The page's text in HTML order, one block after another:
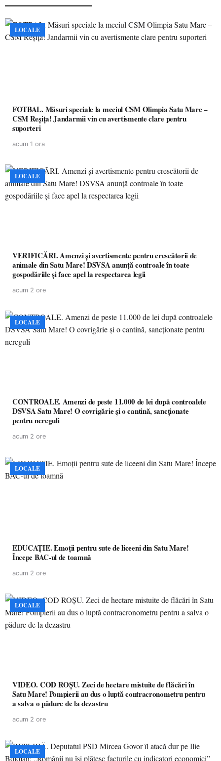
LOCALE
FOTBAL. Măsuri speciale la meciul CSM Olimpia Satu Mare –
CSM Reșița! Jandarmii vin cu avertismente clare pentru
suporteri
acum 1 ora
LOCALE
VERIFICĂRI. Amenzi și avertismente pentru crescătorii de
animale din Satu Mare! DSVSA anunță controale în toate
gospodăriile și face apel la respectarea legii
acum 2 ore
LOCALE
CONTROALE. Amenzi de peste 11.000 de lei după controalele
DSVSA Satu Mare! O covrigărie și o cantină, sancționate
pentru nereguli
acum 2 ore
LOCALE
EDUCAȚIE. Emoții pentru sute de liceeni din Satu Mare!
Începe BAC-ul de toamnă
acum 2 ore
LOCALE
VIDEO. COD ROȘU. Zeci de hectare mistuite de flăcări în
Satu Mare! Pompierii au dus o luptă contracronometru pentru
a salva o pădure de la dezastru
acum 2 ore
LOCALE